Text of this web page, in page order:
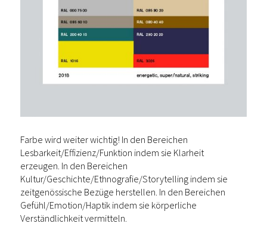
Farbe wird weiter wichtig! In den Bereichen
Lesbarkeit/Effizienz/Funktion indem sie Klarheit
erzeugen. In den Bereichen
Kultur/Geschichte/Ethnografie/Storytelling indem sie
zeitgenössische Bezüge herstellen. In den Bereichen
Gefühl/Emotion/Haptik indem sie körperliche
Verständlichkeit vermitteln.